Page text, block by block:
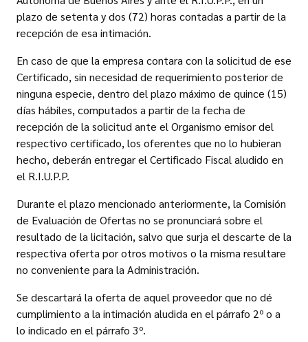
plazo de setenta y dos (72) horas contadas a partir de la
recepción de esa intimación.
En caso de que la empresa contara con la solicitud de ese
Certificado, sin necesidad de requerimiento posterior de
ninguna especie, dentro del plazo máximo de quince (15)
días hábiles, computados a partir de la fecha de
recepción de la solicitud ante el Organismo emisor del
respectivo certificado, los oferentes que no lo hubieran
hecho, deberán entregar el Certificado Fiscal aludido en
el R.I.U.P.P.
Durante el plazo mencionado anteriormente, la Comisión
de Evaluación de Ofertas no se pronunciará sobre el
resultado de la licitación, salvo que surja el descarte de la
respectiva oferta por otros motivos o la misma resultare
no conveniente para la Administración.
Se descartará la oferta de aquel proveedor que no dé
cumplimiento a la intimación aludida en el párrafo 2º o a
lo indicado en el párrafo 3º.